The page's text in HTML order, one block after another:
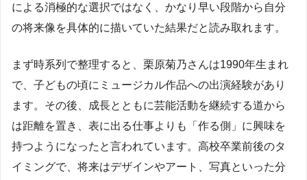
による消極的な選択ではなく、かなり早い段階から自分
の将来像を具体的に描いていた結果だと読み取れます。
まず時系列で整理すると、栗原菊乃さんは1990年生まれ
で、子どもの頃にミュージカル作品への出演経験があり
ます。その後、成長とともに芸能活動を継続する道から
は距離を置き、表に出る仕事よりも「作る側」に興味を
持つようになったと言われています。高校卒業前後のタ
イミングで、将来はデザインやアート、写真といった分